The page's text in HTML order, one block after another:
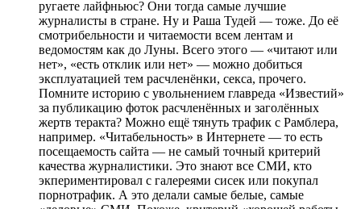
ругаете лайфньюс? Они тогда самые лучшие
журналисты в стране. Ну и Раша Тудей — тоже. До её
смотрибельности и читаемости всем лентам и
ведомостям как до Луны. Всего этого — «читают или
нет», «есть отклик или нет» — можно добиться
эксплуатацией тем расчленёнки, секса, прочего.
Помните историю с увольнением главреда «Известий»
за публикацию фоток расчленённых и заголённых
жертв теракта? Можно ещё тянуть трафик с Рамблера,
например. «Читабельность» в Интернете — то есть
посещаемость сайта — не самый точный критерий
качества журналистики. Это знают все СМИ, кто
экпериментировал с галереями сисек или покупал
порнотрафик. А это делали самые белые, самые